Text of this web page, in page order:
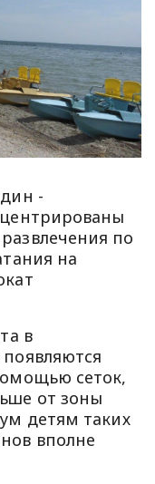
-
по
на
в
сеток,
от зоны
детям таких
вполне